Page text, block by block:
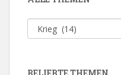
Alle
Themen